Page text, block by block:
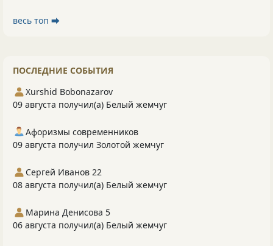
весь топ ⮕
ПОСЛЕДНИЕ СОБЫТИЯ
Xurshid Bobonazarov
09 августа получил(а) Белый жемчуг
Афоризмы современников
09 августа получил Золотой жемчуг
Сергей Иванов 22
08 августа получил(а) Белый жемчуг
Марина Денисова 5
06 августа получил(а) Белый жемчуг